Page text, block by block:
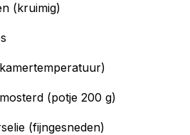
(kruimig)
(potje 200 g)
(fijngesneden)